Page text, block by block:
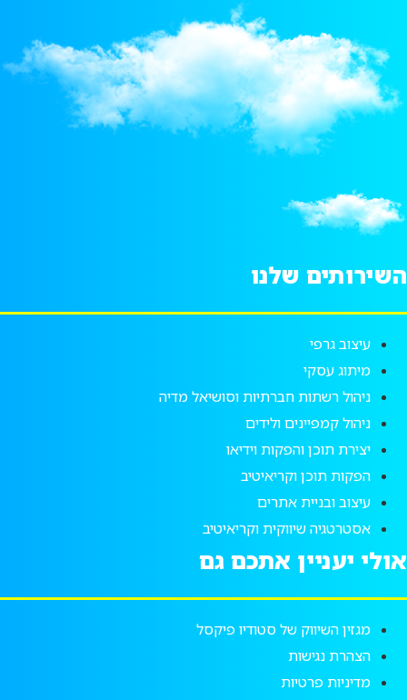
השירותים שלנו
עיצוב גרפי
מיתוג עסקי
ניהול רשתות חברתיות וסושיאל מדיה
ניהול קמפיינים ולידים
יצירת תוכן והפקות וידיאו
הפקות תוכן וקריאיטיב
עיצוב ובניית אתרים
אסטרטגיה שיווקית וקריאיטיב
אולי יעניין אתכם גם
מגזין השיווק של סטודיו פיקסל
הצהרת נגישות
מדיניות פרטיות